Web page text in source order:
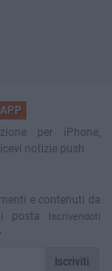
per iPhone,
notizie push
e contenuti da
posta
Iscrivendoti
Iscriviti